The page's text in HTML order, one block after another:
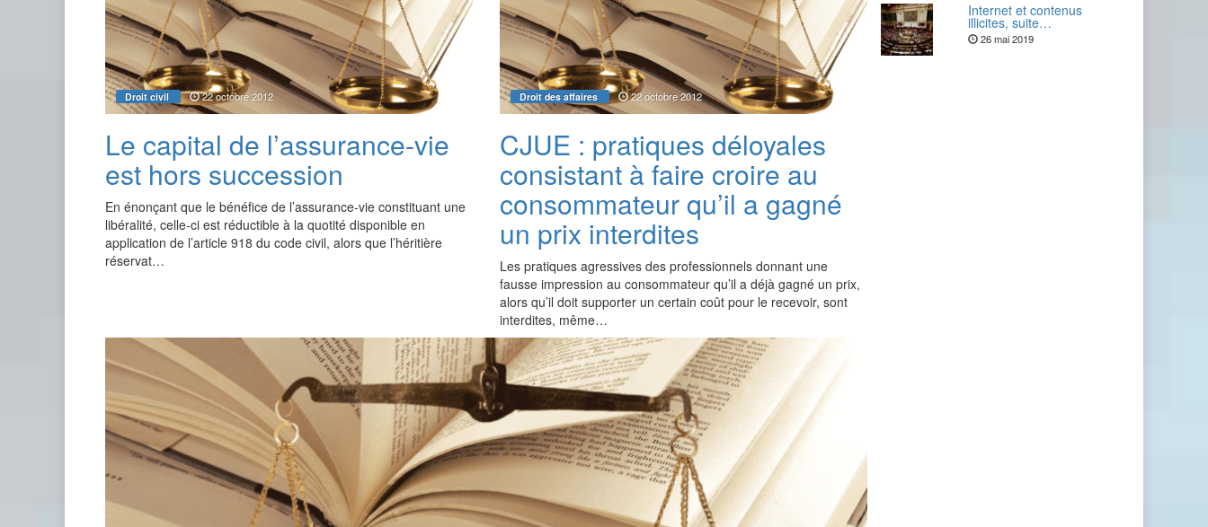
Droit civil 22 octobre 2012
Le capital de l’assurance-vie
est hors succession
En énonçant que le bénéfice de l’assurance-vie constituant une
libéralité, celle-ci est réductible à la quotité disponible en
application de l’article 918 du code civil, alors que l’héritière
réservat…
Droit des affaires 22 octobre 2012
CJUE : pratiques déloyales
consistant à faire croire au
consommateur qu’il a gagné
un prix interdites
Les pratiques agressives des professionnels donnant une
fausse impression au consommateur qu’il a déjà gagné un prix,
alors qu’il doit supporter un certain coût pour le recevoir, sont
interdites, même…
Internet et contenus
illicites, suite…
26 mai 2019